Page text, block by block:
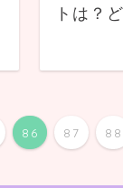
トは？
86 87 88